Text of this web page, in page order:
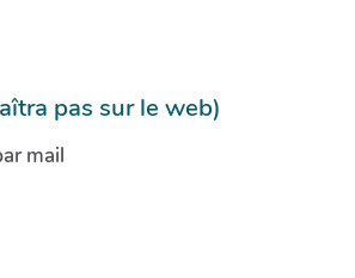
pas sur le web)
mail